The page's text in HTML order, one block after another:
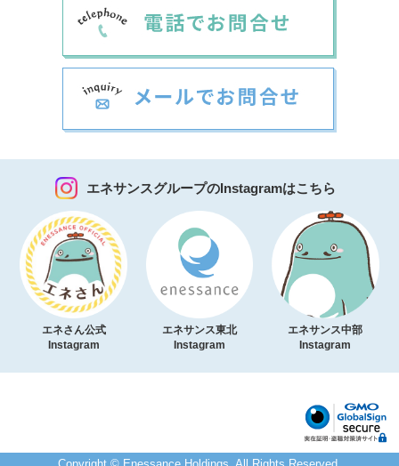
エネサンスグループのInstagramはこちら
エネさん公式
Instagram
エネサンス東北
Instagram
エネサンス中部
Instagram